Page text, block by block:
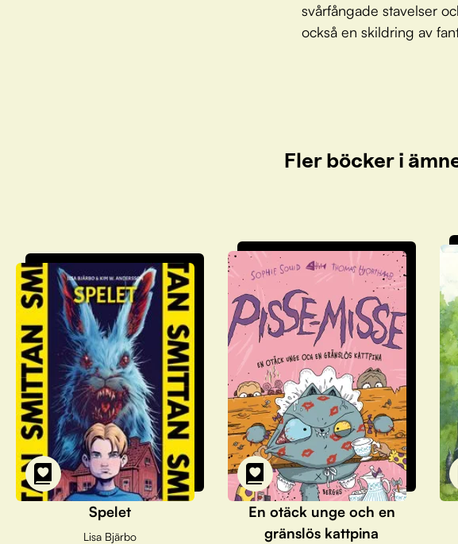
svårfångade stavelser
också en skildring av
Fler böcker i
Spelet
Lisa Bjärbo
En otäck unge och en
gränslös kattpina